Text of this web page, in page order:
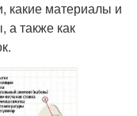
какие материалы и
а также как